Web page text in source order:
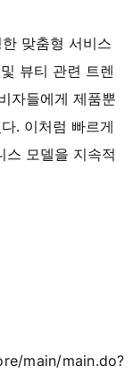
맞춤형 서비스
뷰티 관련 트렌
자들에게 제품뿐
. 이처럼 빠르게
스 모델을 지속적
main/main.do?